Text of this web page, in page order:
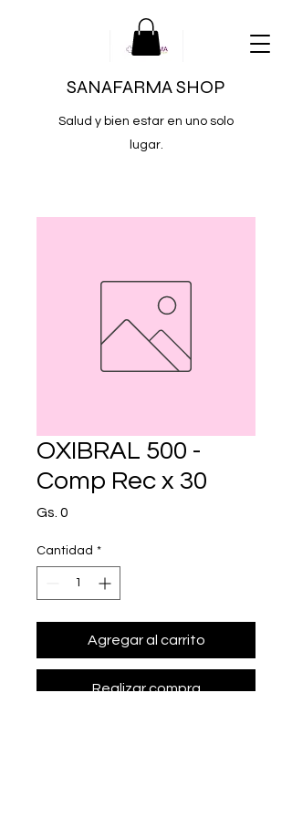
SANAFARMA SHOP
Salud y bien estar en uno solo
lugar.
OXIBRAL 500 -
Comp Rec x 30
Gs. 0
Cantidad *
Agregar al carrito
Realizar compra